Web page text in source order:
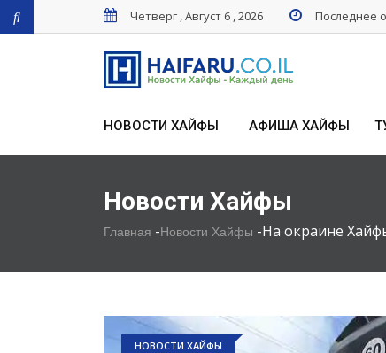
Четверг , Август 6 , 2026 Последнее
НОВОСТИ ХАЙФЫ АФИША ХАЙФЫ
Новости Хайфы
Главная -Новости Хайфы -На окраине
НОВОСТИ ХАЙФЫ